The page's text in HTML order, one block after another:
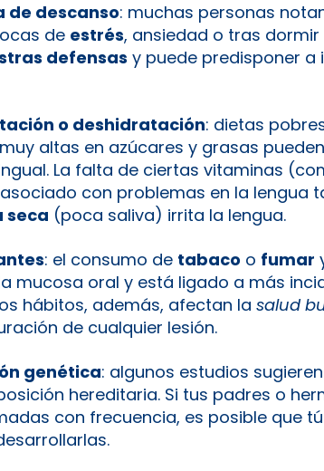
de descanso: muchas personas
de estrés, ansiedad o tras dormir
defensas y puede predisponer a
o deshidratación: dietas
altas en azúcares y grasas
La falta de ciertas vitaminas
con problemas en la lengua
seca (poca saliva) irrita la lengua​.
: el consumo de tabaco o fumar
mucosa oral y está ligado a más
hábitos, además, afectan la salud
de cualquier lesión.
genética: algunos estudios
hereditaria. Si tus padres o
con frecuencia, es posible que